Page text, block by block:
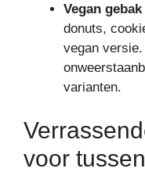
Vegan
donuts,
vegan
varianten.
voor